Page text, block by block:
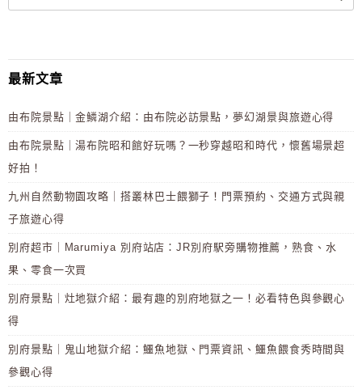
最新文章
由布院景點｜金鱗湖介紹：由布院必訪景點，夢幻湖景與旅遊心得
由布院景點｜湯布院昭和館好玩嗎？一秒穿越昭和時代，懷舊場景超
好拍！
九州自然動物園攻略｜搭叢林巴士餵獅子！門票預約、交通方式與親
子旅遊心得
別府超市｜Marumiya 別府站店：JR別府駅旁購物推薦，熟食、水
果、零食一次買
別府景點｜灶地獄介紹：最有趣的別府地獄之一！必看特色與參觀心
得
別府景點｜鬼山地獄介紹：鱷魚地獄、門票資訊、鱷魚餵食秀時間與
參觀心得